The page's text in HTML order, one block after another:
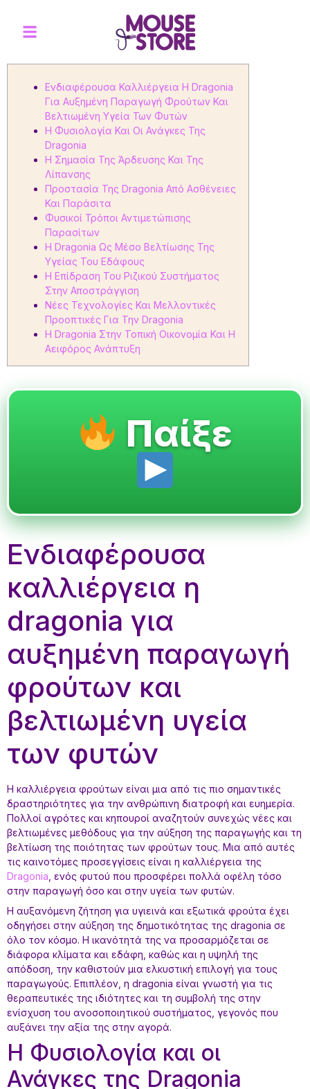
Ενδιαφέρουσα Καλλιέργεια Η Dragonia
Για Αυξημένη Παραγωγή Φρούτων Και
Βελτιωμένη Υγεία Των Φυτών
Η Φυσιολογία Και Οι Ανάγκες Της
Dragonia
Η Σημασία Της Άρδευσης Και Της
Λίπανσης
Προστασία Της Dragonia Από Ασθένειες
Και Παράσιτα
Φυσικοί Τρόποι Αντιμετώπισης
Παρασίτων
Η Dragonia Ως Μέσο Βελτίωσης Της
Υγείας Του Εδάφους
Η Επίδραση Του Ριζικού Συστήματος
Στην Αποστράγγιση
Νέες Τεχνολογίες Και Μελλοντικές
Προοπτικές Για Την Dragonia
Η Dragonia Στην Τοπική Οικονομία Και Η
Αειφόρος Ανάπτυξη
Παίξε
Ενδιαφέρουσα
καλλιέργεια η
dragonia για
αυξημένη παραγωγή
φρούτων και
βελτιωμένη υγεία
των φυτών
Η καλλιέργεια φρούτων είναι μια από τις πιο σημαντικές
δραστηριότητες για την ανθρώπινη διατροφή και ευημερία.
Πολλοί αγρότες και κηπουροί αναζητούν συνεχώς νέες και
βελτιωμένες μεθόδους για την αύξηση της παραγωγής και τη
βελτίωση της ποιότητας των φρούτων τους. Μια από αυτές
τις καινοτόμες προσεγγίσεις είναι η καλλιέργεια της
Dragonia , ενός φυτού που προσφέρει πολλά οφέλη τόσο
στην παραγωγή όσο και στην υγεία των φυτών.
Η αυξανόμενη ζήτηση για υγιεινά και εξωτικά φρούτα έχει
οδηγήσει στην αύξηση της δημοτικότητας της dragonia σε
όλο τον κόσμο. Η ικανότητά της να προσαρμόζεται σε
διάφορα κλίματα και εδάφη, καθώς και η υψηλή της
απόδοση, την καθιστούν μια ελκυστική επιλογή για τους
παραγωγούς. Επιπλέον, η dragonia είναι γνωστή για τις
θεραπευτικές της ιδιότητες και τη συμβολή της στην
ενίσχυση του ανοσοποιητικού συστήματος, γεγονός που
αυξάνει την αξία της στην αγορά.
Η Φυσιολογία και οι
Ανάγκες της Dragonia